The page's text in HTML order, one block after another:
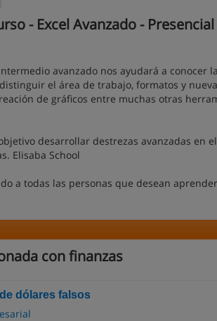
- Excel Avanzado -
avanzado nos ayudará a
el área de trabajo, formatos y
de gráficos entre muchas otras
desarrollar destrezas avanzadas en
Elisaba School
a todas las personas que desean
con finanzas
dólares falsos